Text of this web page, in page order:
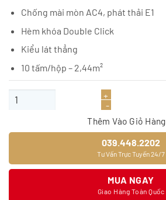
Chống mài mòn AC4, phát thải E1
Hèm khóa Double Click
Kiểu lát thẳng
10 tấm/hộp – 2,44m²
Sàn gỗ JOYTEK MC04 số lượng
Thêm Vào Giỏ Hàng
039.448.2202
Tư Vấn Trực Tuyến 24/7
MUA NGAY
Giao Hàng Toàn Quốc